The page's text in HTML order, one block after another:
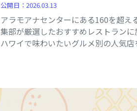
公開日： 2026.03.13
アラモアナセンターにある160を超え
集部が厳選したおすすめレストラン
ハワイで味わいたいグルメ別の人気店